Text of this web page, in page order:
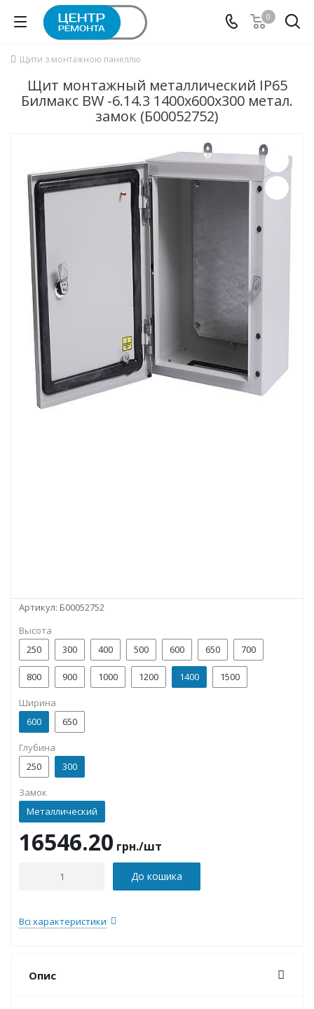
0
Щити з монтажною панеллю
Щит монтажный металлический IP65
Билмакс BW -6.14.3 1400x600x300 метал.
замок (Б00052752)
Артикул: Б00052752
Высота
250
300 400 500 600 650 700
800 900 1000 1200 1400 1500
Ширина
600
650
Глубина
250
300
Замок
Металлический
16546.20 грн./шт
До кошика
Всі характеристики
Опис